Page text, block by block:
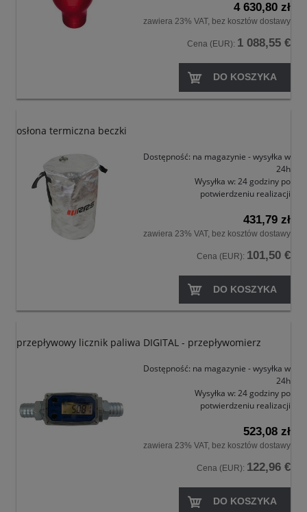
4 630,80 zł
zawiera 23% VAT, bez kosztów dostawy
Cena (EUR): 1 088,55 €
DO KOSZYKA
osłona termiczna beczki
Dostępność: na magazynie - wysyłka w
24h
Wysyłka w: 24 godziny po
potwierdzeniu realizacji
431,79 zł
zawiera 23% VAT, bez kosztów dostawy
Cena (EUR): 101,50 €
DO KOSZYKA
przepływowy licznik paliwa DIGITAL - przepływomierz
Dostępność: na magazynie - wysyłka w
24h
Wysyłka w: 24 godziny po
potwierdzeniu realizacji
523,08 zł
zawiera 23% VAT, bez kosztów dostawy
Cena (EUR): 122,96 €
DO KOSZYKA